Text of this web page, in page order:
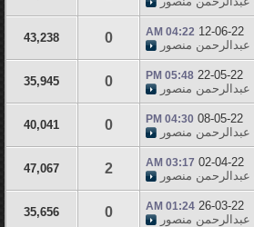
12-06-22
04:22 AM
عبدالرحمن منصور 0
43,238
22-05-22
05:48 PM
عبدالرحمن منصور 0
35,945
08-05-22
04:30 PM
عبدالرحمن منصور 0
40,041
02-04-22
03:17 AM
عبدالرحمن منصور 2
47,067
26-03-22
01:24 AM
عبدالرحمن منصور 0
35,656